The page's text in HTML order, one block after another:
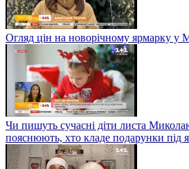
Огляд цін на новорічному ярмарку у
Чи пишуть сучасні діти листа
пояснюють, хто кладе подарунки під